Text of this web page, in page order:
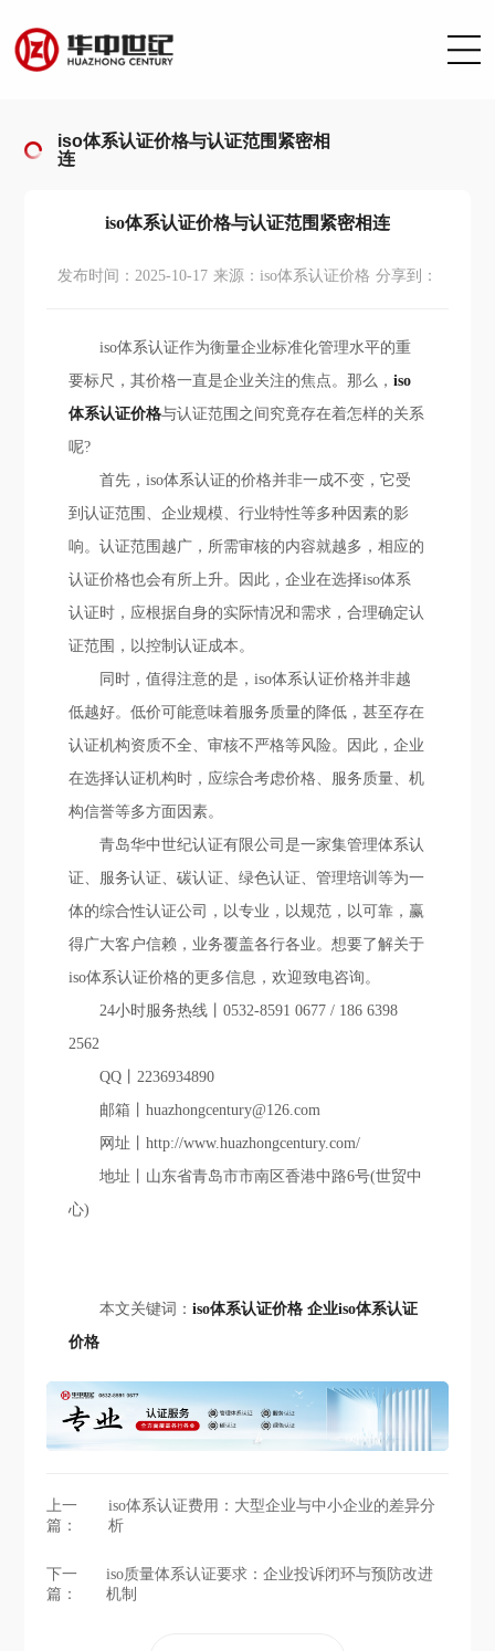
iso体系认证价格与认证范围紧密相
连
iso体系认证价格与认证范围紧密相连
发布时间：2025-10-17 来源：iso体系认证价格 分享到：
iso体系认证作为衡量企业标准化管理水平的重
要标尺，其价格一直是企业关注的焦点。那么，iso
体系认证价格与认证范围之间究竟存在着怎样的关系
呢?
首先，iso体系认证的价格并非一成不变，它受
到认证范围、企业规模、行业特性等多种因素的影
响。认证范围越广，所需审核的内容就越多，相应的
认证价格也会有所上升。因此，企业在选择iso体系
认证时，应根据自身的实际情况和需求，合理确定认
证范围，以控制认证成本。
同时，值得注意的是，iso体系认证价格并非越
低越好。低价可能意味着服务质量的降低，甚至存在
认证机构资质不全、审核不严格等风险。因此，企业
在选择认证机构时，应综合考虑价格、服务质量、机
构信誉等多方面因素。
青岛华中世纪认证有限公司是一家集管理体系认
证、服务认证、碳认证、绿色认证、管理培训等为一
体的综合性认证公司，以专业，以规范，以可靠，赢
得广大客户信赖，业务覆盖各行各业。想要了解关于
iso体系认证价格的更多信息，欢迎致电咨询。
24小时服务热线丨0532-8591 0677 / 186 6398
2562
QQ丨2236934890
邮箱丨huazhongcentury@126.com
网址丨http://www.huazhongcentury.com/
地址丨山东省青岛市市南区香港中路6号(世贸中
心)
本文关键词：iso体系认证价格 企业iso体系认证
价格
上一
篇：
iso体系认证费用：大型企业与中小企业的差异分
析
下一
篇：
iso质量体系认证要求：企业投诉闭环与预防改进
机制